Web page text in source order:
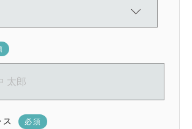
ス 必須